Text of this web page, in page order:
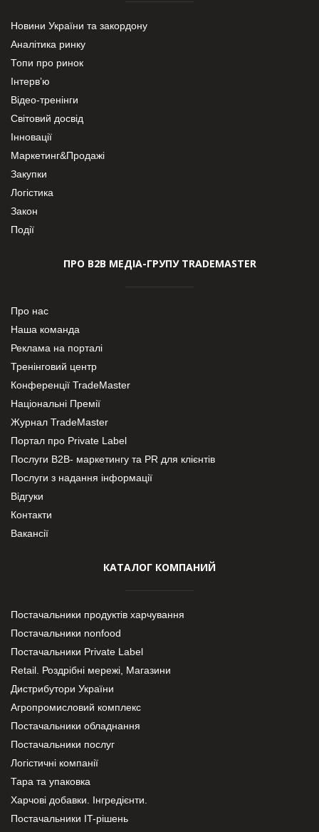
Новини України та закордону
Аналітика ринку
Топи про ринок
Інтерв’ю
Відео-тренінги
Світовий досвід
Інновації
Маркетинг&Продажі
Закупки
Логістика
Закон
Події
ПРО В2В МЕДІА-ГРУПУ TRADEMASTER
Про нас
Наша команда
Реклама на порталі
Тренінговий центр
Конференції TradeMaster
Національні Премії
Журнал TradeMaster
Портал про Private Label
Послуги В2В- маркетингу та PR для клієнтів
Послуги з надання інформації
Відгуки
Контакти
Вакансії
КАТАЛОГ КОМПАНИЙ
Постачальники продуктів харчування
Постачальники nonfood
Постачальники Private Label
Retail. Роздрібні мережі, Магазини
Дистрибутори України
Агропромисловий комплекс
Постачальники обладнання
Постачальники послуг
Логістичні компанії
Тара та упаковка
Харчові добавки. Інгредієнти.
Постачальники IT-рішень